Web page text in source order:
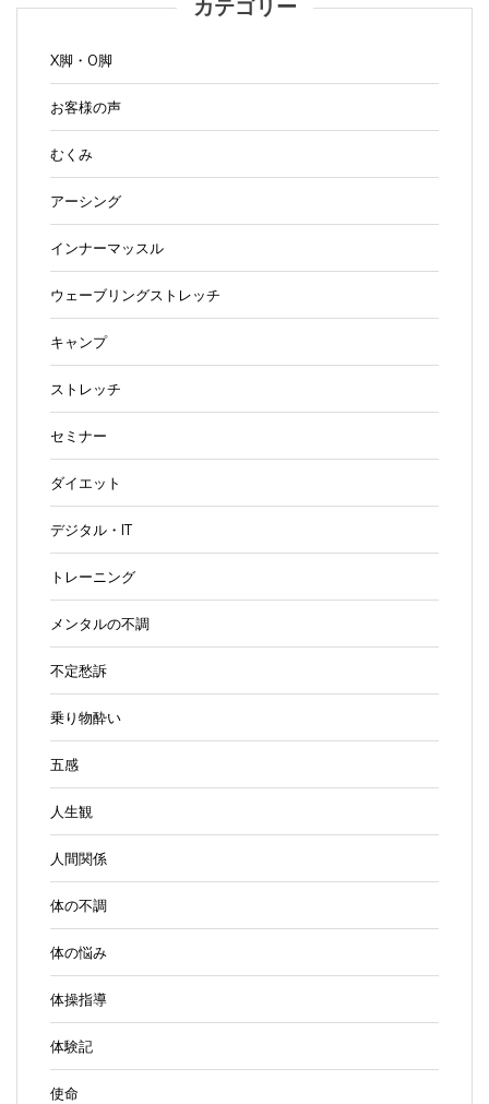
カテゴリー
X脚・O脚
お客様の声
むくみ
アーシング
インナーマッスル
ウェーブリングストレッチ
キャンプ
ストレッチ
セミナー
ダイエット
デジタル・IT
トレーニング
メンタルの不調
不定愁訴
乗り物酔い
五感
人生観
人間関係
体の不調
体の悩み
体操指導
体験記
使命